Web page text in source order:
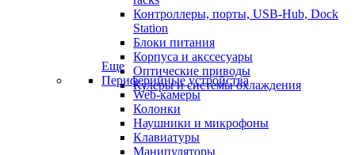
Контроллеры, порты, USB-Hub, Dock
Station
Блоки питания
Корпуса и акссесуары
Оптические приводы
Кулеры и системы охлаждения
Еще
Периферийные устройства
Web-камеры
Колонки
Наушники и микрофоны
Клавиатуры
Манипуляторы